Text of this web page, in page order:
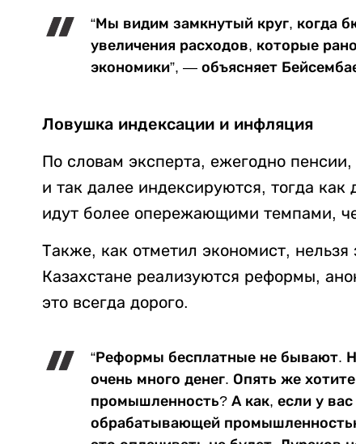
“Мы видим замкнутый круг, когда
увеличения расходов, которые
экономики”, — объясняет
Ловушка индексации и инфляция
По словам эксперта, ежегодно
и так далее индексируются, тогда
идут более опережающими темпами,
Также, как отметил экономист, нельзя
Казахстане реализуются реформы,
это всегда дорого.
“Реформы бесплатные не бывают.
очень много денег. Опять же
промышленность? А как, если у
обрабатывающей